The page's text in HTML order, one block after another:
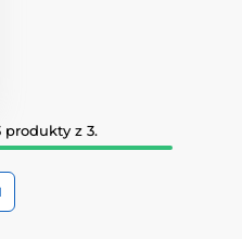
produkty z 3.